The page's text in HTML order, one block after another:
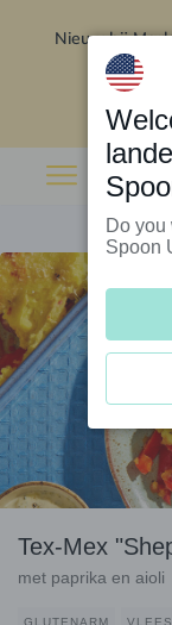
Nieuw bij
Tex-Mex
met paprika en aioli
Do you
Spoon